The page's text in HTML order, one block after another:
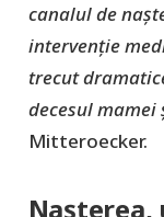
canalul de
intervenție
trecut
decesul
Mitteroecker.
Nașterea,